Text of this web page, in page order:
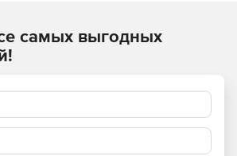
мирового уровня
проактивной защиты
противостояние различным
самых выгодных